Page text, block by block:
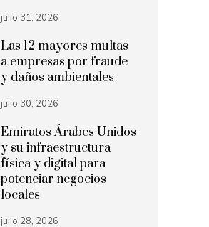
julio 31, 2026
Las 12 mayores multas
a empresas por fraude
y daños ambientales
julio 30, 2026
Emiratos Árabes Unidos
y su infraestructura
física y digital para
potenciar negocios
locales
julio 28, 2026